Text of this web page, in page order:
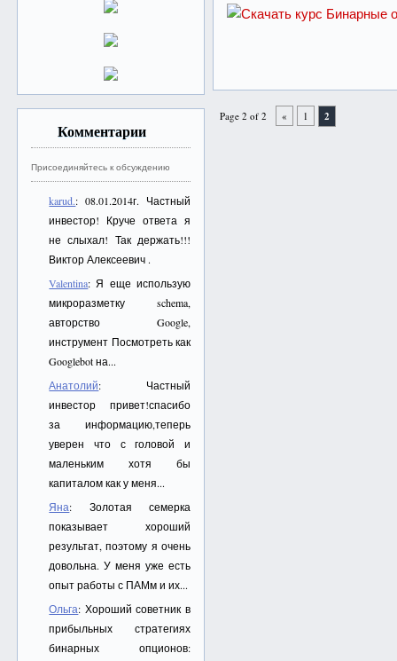
Комментарии
Присоединяйтесь к обсуждению
karud.: 08.01.2014г. Частный
инвестор! Круче ответа я
не слыхал! Так держать!!!
Виктор Алексеевич .
Valentina: Я еще использую
микроразметку schema,
авторство Google,
инструмент Посмотреть как
Googlebot на...
Анатолий: Частный
инвестор привет!спасибо
за информацию,теперь
уверен что с головой и
маленьким хотя бы
капиталом как у меня...
Яна: Золотая семерка
показывает хороший
результат, поэтому я очень
довольна. У меня уже есть
опыт работы с ПАМм и их...
Ольга: Хороший советник в
прибыльных стратегиях
бинарных опционов:
Page 2 of 2 « 1 2